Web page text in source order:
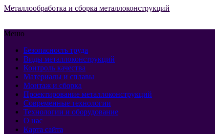
Металлообработка и сборка металлоконструкций
Меню
Безопасность труда
Виды металлоконструкций
Контроль качества
Материалы и сплавы
Монтаж и сборка
Проектирование металлоконструкций
Современные технологии
Технологии и оборудование
О нас
Карта сайта